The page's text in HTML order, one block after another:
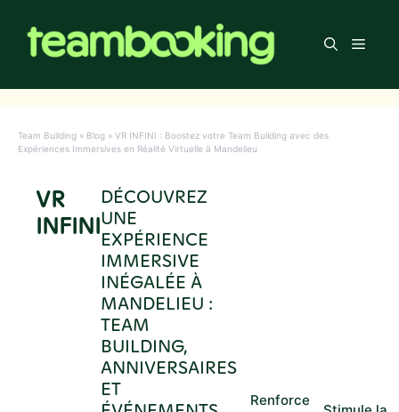
contenu
Menu
Team Building » Blog » VR INFINI : Boostez votre Team Building avec des
Expériences Immersives en Réalité Virtuelle à Mandelieu
VR
INFINI
DÉCOUVREZ
UNE
EXPÉRIENCE
IMMERSIVE
INÉGALÉE À
MANDELIEU :
TEAM
BUILDING,
ANNIVERSAIRES
ET
Renforce